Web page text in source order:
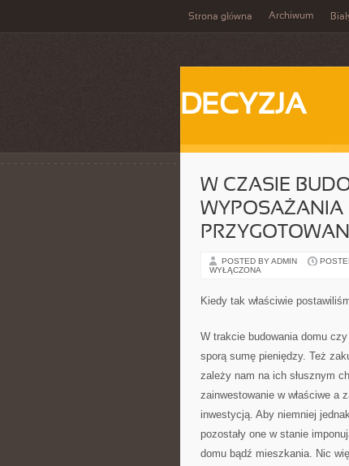
Strona główna Archiwum
DECYZJA
W CZASIE
WYPOSAŻANIA
POSTED BY ADMIN
WYŁĄCZONA
Kiedy tak właściwie
W trakcie budowania domu
sporą sumę pieniędzy. Też
zależy nam na ich słusznym
zainwestowanie w właściwe a
inwestycją. Aby niemniej
pozostały one w stanie
domu bądź mieszkania. Nic